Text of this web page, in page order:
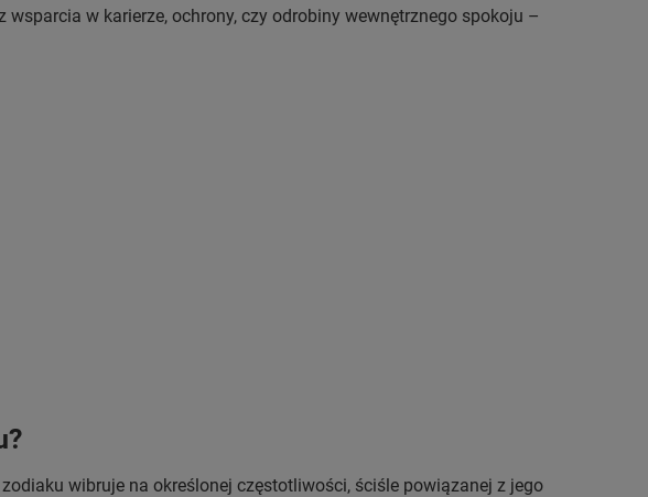
w karierze, ochrony, czy odrobiny wewnętrznego spokoju –
wibruje na określonej częstotliwości, ściśle powiązanej z jego